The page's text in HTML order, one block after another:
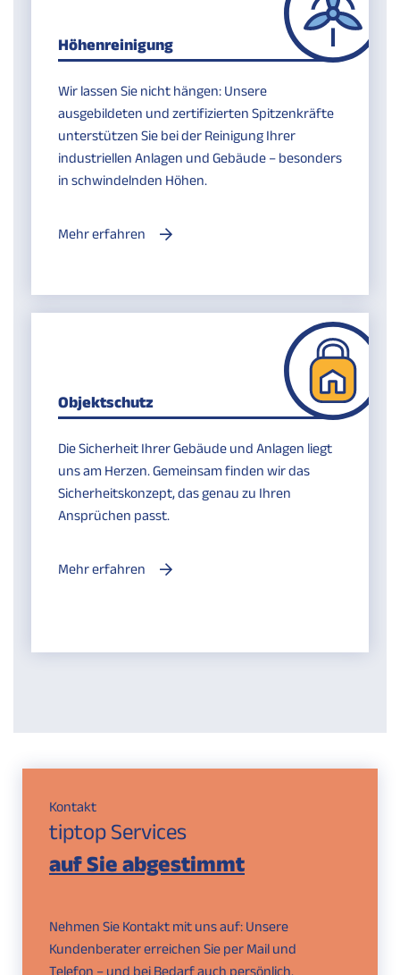
Höhenreinigung
Wir lassen Sie nicht hängen: Unsere
ausgebildeten und zertifizierten Spitzenkräfte
unterstützen Sie bei der Reinigung Ihrer
industriellen Anlagen und Gebäude – besonders
in schwindelnden Höhen.
Mehr erfahren
Objektschutz
Die Sicherheit Ihrer Gebäude und Anlagen liegt
uns am Herzen. Gemeinsam finden wir das
Sicherheitskonzept, das genau zu Ihren
Ansprüchen passt.
Mehr erfahren
Kontakt
tiptop Services
auf Sie abgestimmt
Nehmen Sie Kontakt mit uns auf: Unsere
Kundenberater erreichen Sie per Mail und
Telefon – und bei Bedarf auch persönlich.